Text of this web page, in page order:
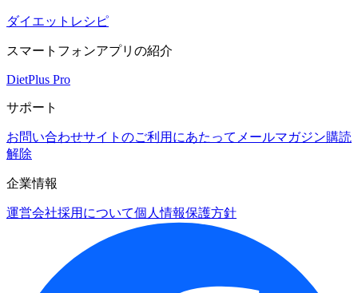
ダイエットレシピ
スマートフォンアプリの紹介
DietPlus Pro
サポート
お問い合わせサイトのご利用にあたって メールマガジン購読
解除
企業情報
運営会社採用について個人情報保護方針